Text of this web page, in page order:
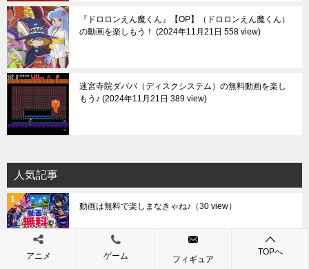
『ドロロンえん魔くん』【OP】（ドロロンえん魔くん）
の動画を楽しもう！
2024年11月21日 558 view
迷宮寺院ダババ（ディスクシステム）の無料動画を楽し
もう♪ 2024年11月21日 389 view
人気記事
動画は無料で楽しまなきゃね♪ （30 view）
アニメ ゲーム フィギュア
TOPへ